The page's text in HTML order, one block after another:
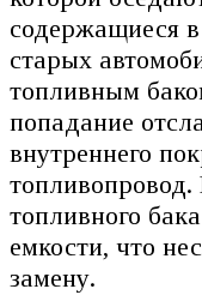
содержащиеся
старых
топливным
попадание
внутреннего
топливопровод.
топливного
емкости, что
замену.